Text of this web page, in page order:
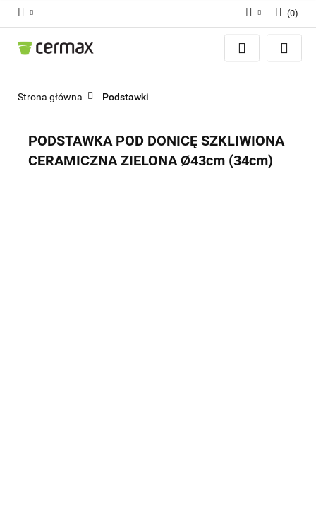
Zaloguj się
(0)
Strona główna Podstawki
PODSTAWKA POD DONICĘ SZKLIWIONA
CERAMICZNA ZIELONA Ø43cm (34cm)